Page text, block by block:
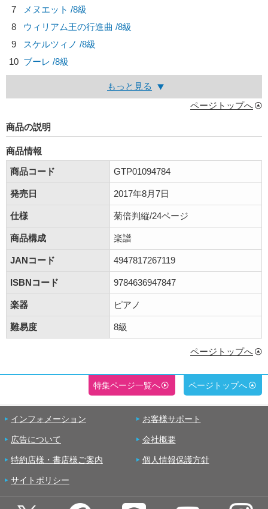
7
メヌエット /8級
8
ウィリアム王の行進曲 /8級
9
スケルツィノ /8級
10 ブーレ /8級
もっと見る
ページトップへ
商品の説明
商品情報
商品コード
GTP01094784
発売日 2017年8月7日
仕様 菊倍判縦/24ページ
商品構成 楽譜
JANコード 4947817267119
ISBNコード 9784636947847
楽器 ピアノ
難易度 8級
ページトップへ
特集ページ一覧へ ページトップへ
インフォメーション お客様サポート
広告について 会社概要
特約店様・書店様ご案内 個人情報保護方針
サイトポリシー